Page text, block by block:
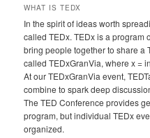
WHAT IS TEDX
In the spirit of ideas worth
called TEDx. TEDx is a program
bring people together to share a
called TEDxGranVia, where x =
At our TEDxGranVia event,
combine to spark deep
The TED Conference provides
program, but individual TEDx
organized.